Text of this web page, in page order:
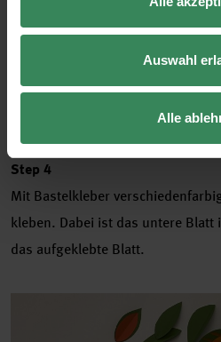
Auswahl
Alle
Step 4
Mit Bastelkleber
kleben. Dabei ist das untere Blatt
das aufgeklebte Blatt.